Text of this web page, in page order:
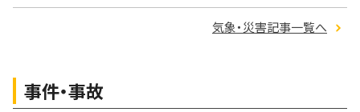
気象・災害記事一覧へ
事件・事故